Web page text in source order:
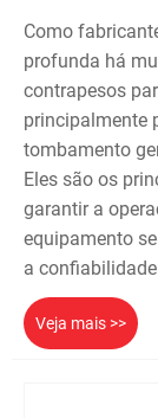
Como
profunda há
contrapesos
principalmente
tombamento
Eles são os
garantir a
equipamento
a
Veja mais >>